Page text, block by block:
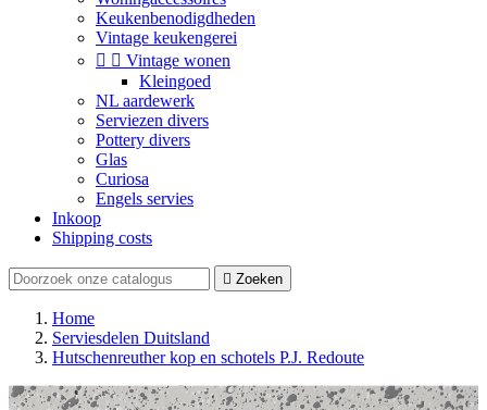
Keukenbenodigdheden
Vintage keukengerei
  Vintage wonen
Kleingoed
NL aardewerk
Serviezen divers
Pottery divers
Glas
Curiosa
Engels servies
Inkoop
Shipping costs
 Zoeken
Home
Serviesdelen Duitsland
Hutschenreuther kop en schotels P.J. Redoute